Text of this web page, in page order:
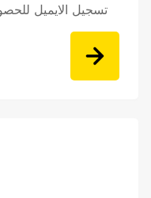
تسجيل الايميل